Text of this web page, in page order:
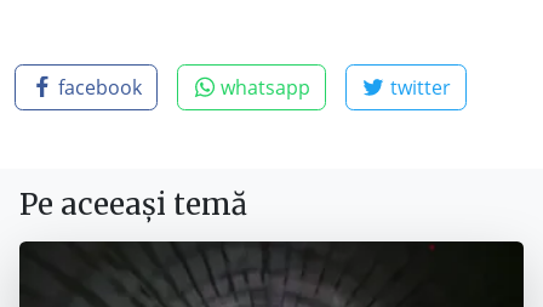
facebook whatsapp twitter
Pe aceeași temă